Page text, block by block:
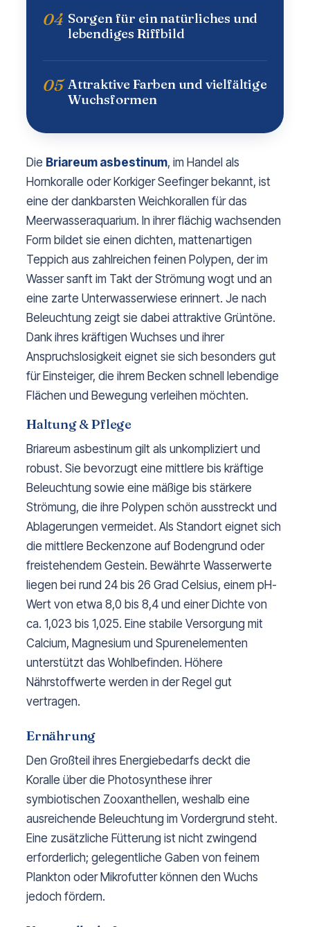
04 Sorgen für ein natürliches und
lebendiges Riffbild
05 Attraktive Farben und vielfältige
Wuchsformen
Die Briareum asbestinum, im Handel als
Hornkoralle oder Korkiger Seefinger bekannt, ist
eine der dankbarsten Weichkorallen für das
Meerwasseraquarium. In ihrer flächig wachsenden
Form bildet sie einen dichten, mattenartigen
Teppich aus zahlreichen feinen Polypen, der im
Wasser sanft im Takt der Strömung wogt und an
eine zarte Unterwasserwiese erinnert. Je nach
Beleuchtung zeigt sie dabei attraktive Grüntöne.
Dank ihres kräftigen Wuchses und ihrer
Anspruchslosigkeit eignet sie sich besonders gut
für Einsteiger, die ihrem Becken schnell lebendige
Flächen und Bewegung verleihen möchten.
Haltung & Pflege
Briareum asbestinum gilt als unkompliziert und
robust. Sie bevorzugt eine mittlere bis kräftige
Beleuchtung sowie eine mäßige bis stärkere
Strömung, die ihre Polypen schön ausstreckt und
Ablagerungen vermeidet. Als Standort eignet sich
die mittlere Beckenzone auf Bodengrund oder
freistehendem Gestein. Bewährte Wasserwerte
liegen bei rund 24 bis 26 Grad Celsius, einem pH-
Wert von etwa 8,0 bis 8,4 und einer Dichte von
ca. 1,023 bis 1,025. Eine stabile Versorgung mit
Calcium, Magnesium und Spurenelementen
unterstützt das Wohlbefinden. Höhere
Nährstoffwerte werden in der Regel gut
vertragen.
Ernährung
Den Großteil ihres Energiebedarfs deckt die
Koralle über die Photosynthese ihrer
symbiotischen Zooxanthellen, weshalb eine
ausreichende Beleuchtung im Vordergrund steht.
Eine zusätzliche Fütterung ist nicht zwingend
erforderlich; gelegentliche Gaben von feinem
Plankton oder Mikrofutter können den Wuchs
jedoch fördern.